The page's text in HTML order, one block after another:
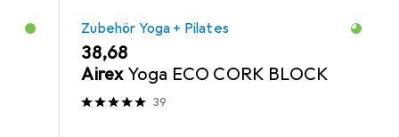
Zubehör Yoga + Pilates
EUR
38,68
Airex Yoga ECO CORK BLOCK
39